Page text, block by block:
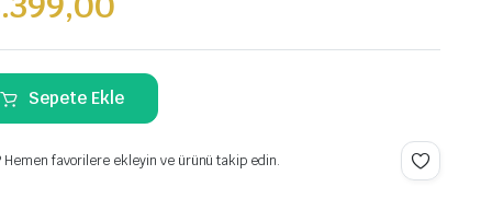
Sepete Ekle
Hemen favorilere ekleyin ve ürünü takip edin.